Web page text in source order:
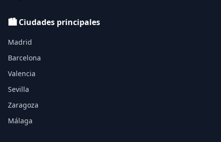
🏙️ Ciudades principales
Madrid
Barcelona
Valencia
Sevilla
Zaragoza
Málaga